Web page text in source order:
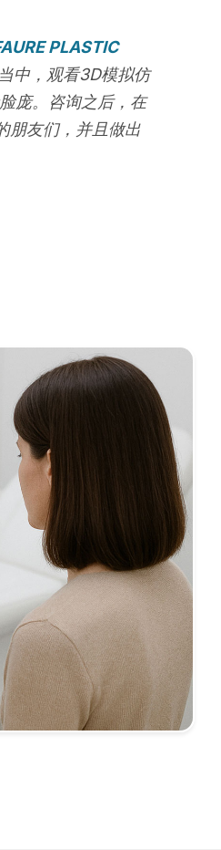
PLASTIC
中，观看3D模拟仿
庞。咨询之后，在
朋友们，并且做出